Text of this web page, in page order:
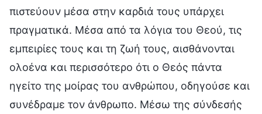
πιστεύουν μέσα στην καρδιά τους υπάρχει
πραγματικά. Μέσα από τα λόγια του Θεού, τις
εμπειρίες τους και τη ζωή τους, αισθάνονται
ολοένα και περισσότερο ότι ο Θεός πάντα
ηγείτο της μοίρας του ανθρώπου, οδηγούσε και
συνέδραμε τον άνθρωπο. Μέσω της σύνδεσής